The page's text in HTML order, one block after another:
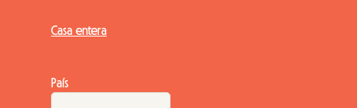
Casa entera
País